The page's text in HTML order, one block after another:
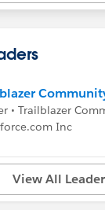
Started
• Trailblazer
Inc
View All